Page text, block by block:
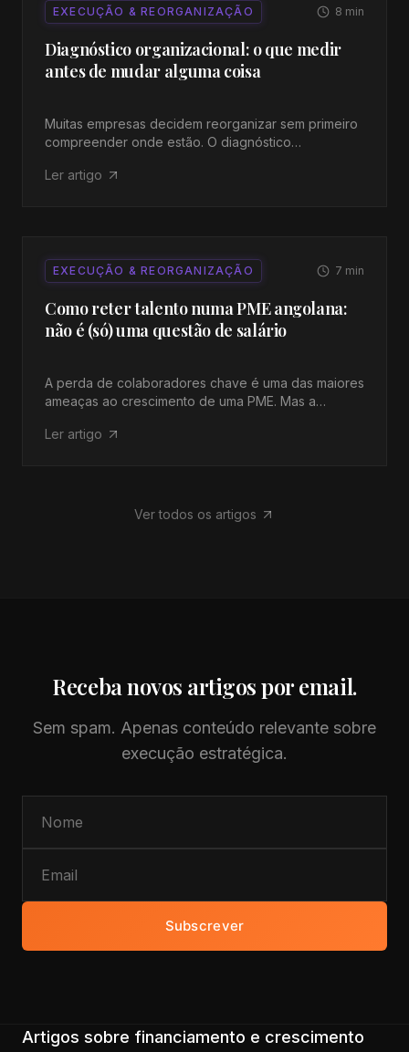
EXECUÇÃO & REORGANIZAÇÃO 8 min
Diagnóstico organizacional: o que medir
antes de mudar alguma coisa
Muitas empresas decidem reorganizar sem primeiro
compreender onde estão. O diagnóstico
intuição em evidência, e permite intervir com
Ler artigo
EXECUÇÃO & REORGANIZAÇÃO 7 min
Como reter talento numa PME angolana:
não é (só) uma questão de salário
A perda de colaboradores chave é uma das maiores
ameaças ao crescimento de uma PME. Mas a
de clareza, progressão e de uma organização onde
Ler artigo
Ver todos os artigos
Receba novos artigos por email.
Sem spam. Apenas conteúdo relevante sobre
execução estratégica.
Subscrever
Artigos sobre financiamento e crescimento